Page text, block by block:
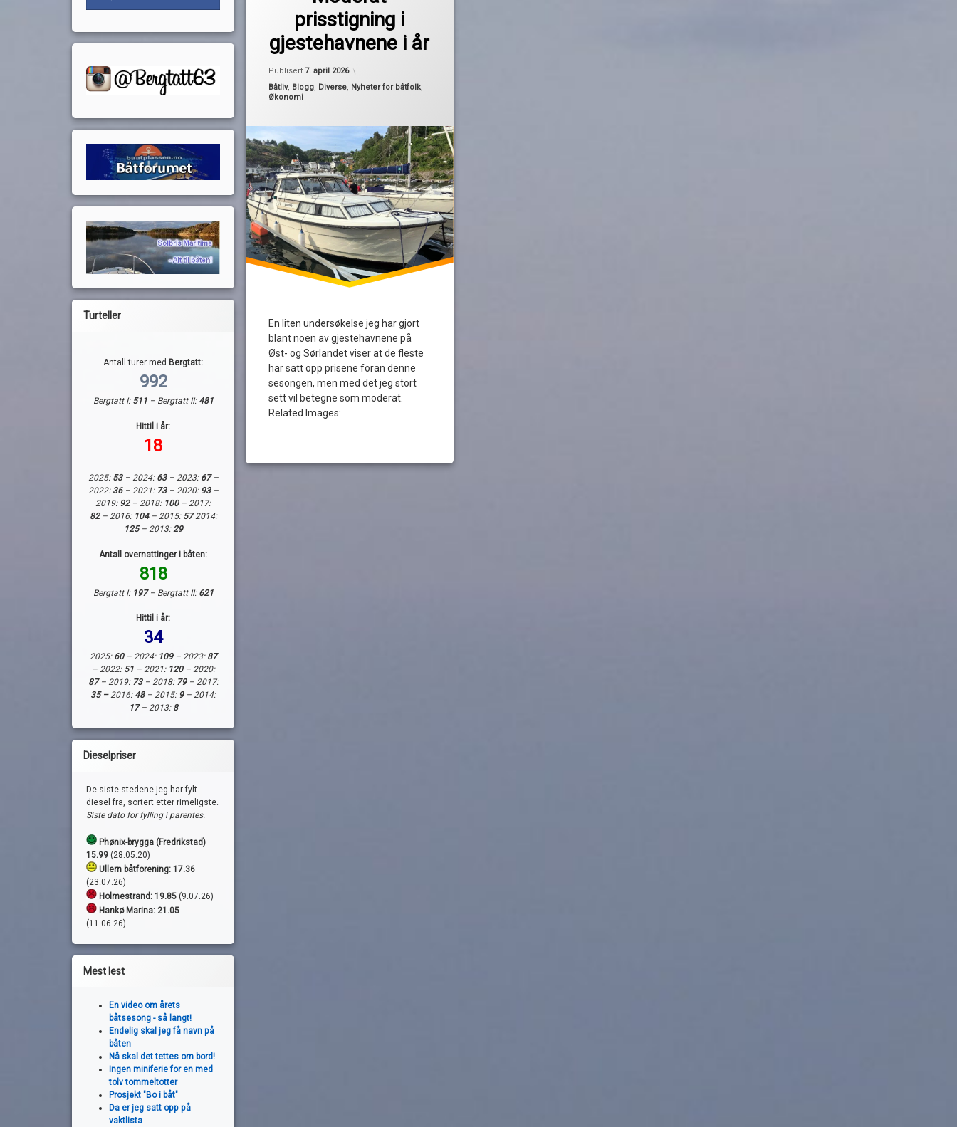
prisstigning i
gjestehavnene i år
Publisert7. april 2026
Kategorier:
Båtliv, Blogg, Diverse, Nyheter for båtfolk,
Økonomi
En liten undersøkelse jeg har gjort
blant noen av gjestehavnene på
Øst- og Sørlandet viser at de fleste
har satt opp prisene foran denne
sesongen, men med det jeg stort
sett vil betegne som moderat.
Related Images:
prisøkning
Turteller
Antall turer med Bergtatt:
992
Bergtatt I: 511 – Bergtatt II:481
Hittil i år:
18
2025: 53– 2024:63– 2023: 67–
2022: 36– 2021: 73– 2020: 93–
2019: 92– 2018: 100 – 2017:
82– 2016: 104– 2015: 572014:
125– 2013: 29
Antall overnattinger i båten:
818
Bergtatt I: 197– Bergtatt II: 621
Hittil i år:
34
2025: 60– 2024: 109– 2023: 87
– 2022: 51– 2021: 120– 2020:
87– 2019: 73– 2018: 79– 2017:
35 –2016:48– 2015: 9 – 2014:
17– 2013: 8
Dieselpriser
De siste stedene jeg har fylt
diesel fra, sortert etter rimeligste.
Siste dato for fylling i parentes.
Phønix-brygga (Fredrikstad)
15.99 (28.05.20)
Ullern båtforening: 17.36
(23.07.26)
Holmestrand: 19.85(9.07.26)
Hankø Marina: 21.05
(11.06.26)
Mest lest
En video om årets
båtsesong - så langt!
Endelig skal jeg få navn på
båten
Nå skal det tettes om bord!
Ingen miniferie for en med
tolv tommeltotter
Prosjekt "Bo i båt"
Da er jeg satt opp på
vaktlista